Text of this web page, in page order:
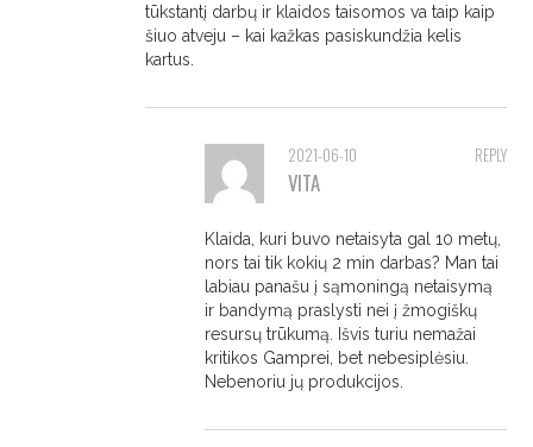
tūkstantį darbų ir klaidos taisomos va taip kaip
šiuo atveju – kai kažkas pasiskundžia kelis
kartus.
REPLY
2021-06-10
VITA
Klaida, kuri buvo netaisyta gal 10 metų,
nors tai tik kokių 2 min darbas? Man tai
labiau panašu į sąmoningą netaisymą
ir bandymą praslysti nei į žmogiškų
resursų trūkumą. Išvis turiu nemažai
kritikos Gamprei, bet nebesiplėsiu.
Nebenoriu jų produkcijos.